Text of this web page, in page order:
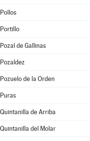
Pollos
Portillo
Pozal de Gallinas
Pozaldez
Pozuelo de la Orden
Puras
Quintanilla de Arriba
Quintanilla del Molar